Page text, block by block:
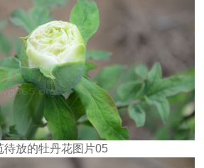
待放的牡丹花图片05